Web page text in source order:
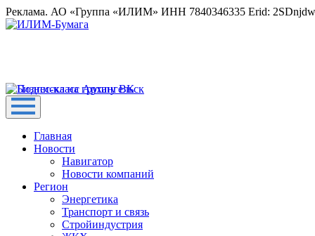
Реклама. АО «Группа «ИЛИМ» ИНН 7840346335 Erid:
Главная
Новости
Навигатор
Новости компаний
Регион
Энергетика
Транспорт и связь
Стройиндустрия